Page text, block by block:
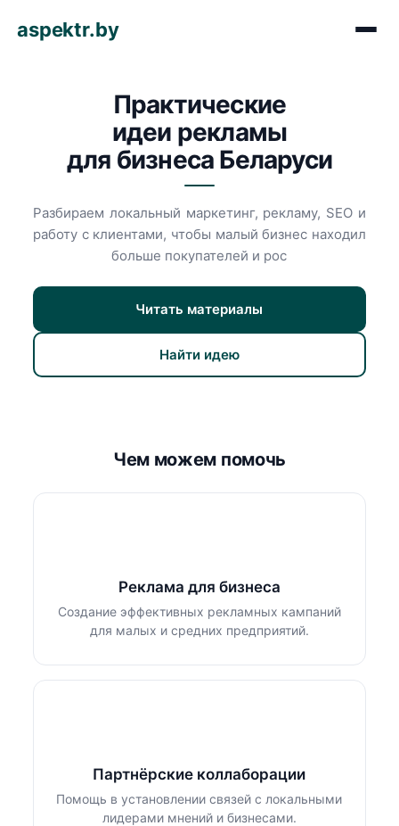
aspektr.by
Практические
идеи рекламы
для бизнеса Беларуси
Разбираем локальный маркетинг, рекламу, SEO и
работу с клиентами, чтобы малый бизнес находил
больше покупателей и рос
Читать материалы
Найти идею
Чем можем помочь
Реклама для бизнеса
Создание эффективных рекламных кампаний
для малых и средних предприятий.
Партнёрские коллаборации
Помощь в установлении связей с локальными
лидерами мнений и бизнесами.